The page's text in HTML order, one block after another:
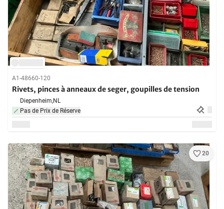
A1-48660-120
Rivets, pinces à anneaux de seger, goupilles de tension
Diepenheim,NL
Pas de Prix de Réserve
20